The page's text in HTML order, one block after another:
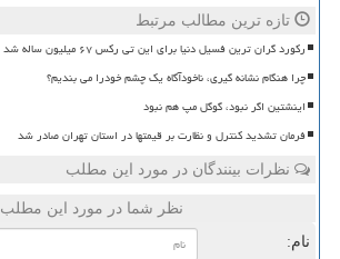
تازه ترین مطالب مرتبط
رکورد گران ترین فسیل دنیا برای این تی رکس ۶۷ میلیون ساله شد
چرا هنگام نشانه گیری، ناخودآگاه یک چشم خودرا می بندیم؟
اینشتین اگر نبود، گوگل مپ هم نبود
فرمان تشدید کنترل و نظارت بر قیمتها در استان تهران صادر شد
نظرات بینندگان در مورد این مطلب
نظر شما در مورد این مطلب
نام: